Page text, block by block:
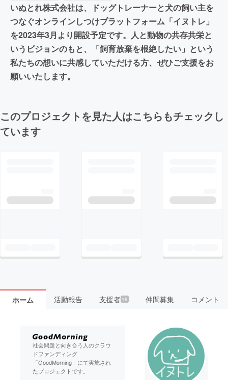
いぬとれ株式会社は、ドッグトレーナーと犬の飼い主を
つなぐオンラインしつけ​プラットフォーム「イヌトレ」
を2023年3月より開設予定です。人と動物の共存共栄と
いうビジョンのもと、「飼育放棄を根絶したい」という
私たちの想いに共感していただける方、ぜひご支援をお
願いいたします。
このプロジェクトを見た人はこちらもチェックし
ています
ホーム 活動報告 支援者 18 仲間募集 コメント
社会問題と向き合う人のクラウ
ドファンディング
「GoodMorning」にて実施され
たプロジェクトです。